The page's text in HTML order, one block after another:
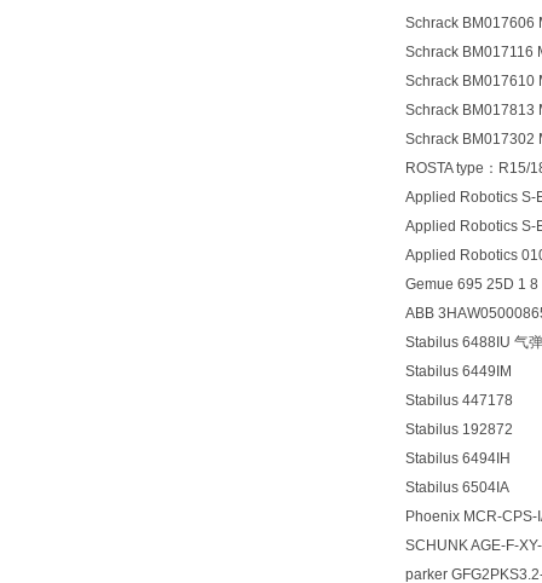
Schrack BM017606
Schrack BM017116
Schrack BM017610
Schrack BM017813
Schrack BM017302
ROSTA type：R15/
Applied Robotics S-
Applied Robotics S-
Applied Robotics
Gemue 695 25D 1 8
ABB
Stabilus 6488IU 气
Stabilus 6449IM
Stabilus 447178
Stabilus 192872
Stabilus 6494IH
Stabilus 6504IA
Phoenix MCR-
SCHUNK AGE-F-
parker